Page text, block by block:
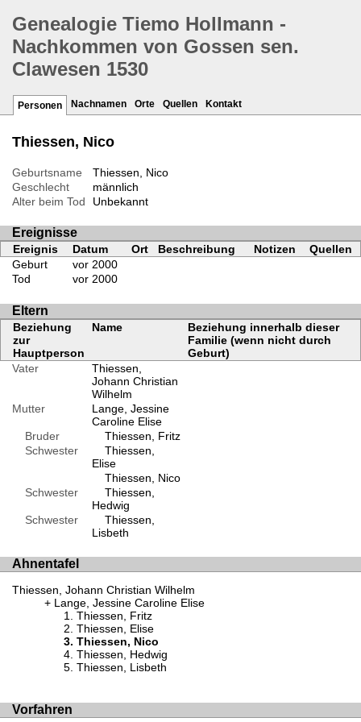
Genealogie Tiemo Hollmann -
Nachkommen von Gossen sen.
Clawesen 1530
Personen Nachnamen Orte Quellen Kontakt
Thiessen, Nico
Geburtsname
Thiessen, Nico
Geschlecht
männlich
Alter beim Tod
Unbekannt
Ereignisse
Ereignis Datum Ort Beschreibung Notizen
Quellen
Geburt
vor 2000
Tod
vor 2000
Eltern
Beziehung
zur
Hauptperson
Name
Beziehung innerhalb dieser
Familie (wenn nicht durch
Geburt)
Vater
Thiessen,
Johann Christian
Wilhelm
Mutter
Lange, Jessine
Caroline Elise
Bruder
Thiessen, Fritz
Schwester
Thiessen,
Elise
Thiessen, Nico
Schwester
Thiessen,
Hedwig
Schwester
Thiessen,
Lisbeth
Ahnentafel
Thiessen, Johann Christian Wilhelm
Lange, Jessine Caroline Elise
Thiessen, Fritz
Thiessen, Elise
Thiessen, Nico
Thiessen, Hedwig
Thiessen, Lisbeth
Vorfahren